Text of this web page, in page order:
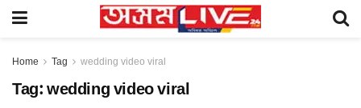
Home Tag wedding video viral
Tag:wedding video viral